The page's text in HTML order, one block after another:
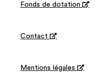
Fonds de dotation 
Contact 
Mentions légales 